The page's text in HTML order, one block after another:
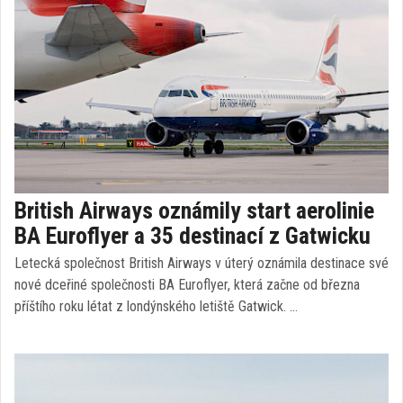
British Airways oznámily start aerolinie
BA Euroflyer a 35 destinací z Gatwicku
Letecká společnost British Airways v úterý oznámila destinace své
nové dceřiné společnosti BA Euroflyer, která začne od března
příštího roku létat z londýnského letiště Gatwick. …